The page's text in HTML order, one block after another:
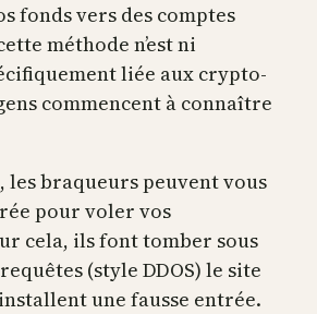
fonds vers des comptes
méthode n’est ni
liée aux crypto-
commencent à connaître
les braqueurs peuvent vous
pour voler vos
cela, ils font tomber sous
(style DDOS) le site
installent une fausse entrée.